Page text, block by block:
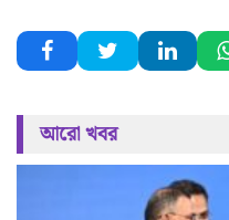
আরো খবর